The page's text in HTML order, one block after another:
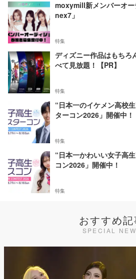
moxymill新メンバーオ
nex7」
特集
ディズニー作品はもちろ
べて見放題！【PR】
特集
“日本一のイケメン高校
ターコン2026」開催中！
特集
“日本一かわいい女子高
コン2026」開催中！
特集
おすすめ記
SPECIAL